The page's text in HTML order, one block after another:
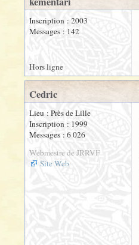
Inscription : 2003
Messages : 142
Hors ligne
Cedric
Lieu : Près de Lille
Inscription : 1999
Messages : 6 026
Webmestre de JRRVF
Site Web